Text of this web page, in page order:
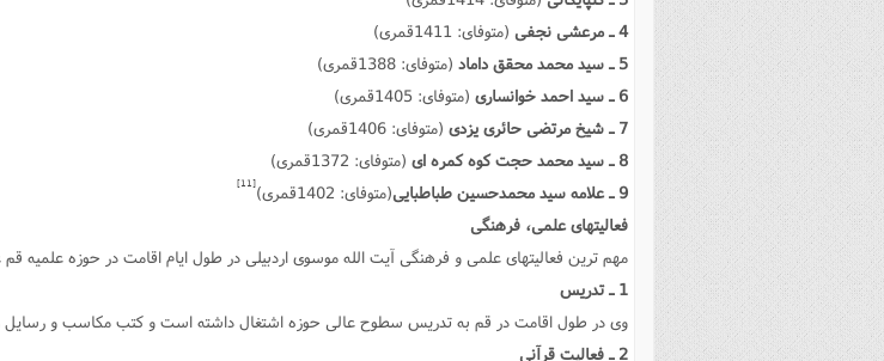
4 ـ مرعشى نجفى
(متوفاى: 1411قمرى)
5 ـ سید محمد محقق داماد
(متوفاى: 1388قمرى)
6 ـ سید احمد خوانسارى
(متوفاى: 1405قمرى)
7 ـ شیخ مرتضى حائرى یزدى
(متوفاى: 1406قمرى)
8 ـ سید محمد حجت کوه کمره اى
(متوفاى: 1372قمرى)
9 ـ علامه سید محمدحسین طباطبایى
(متوفاى: 1402قمرى) [11]
فعالیتهاى علمى، فرهنگى
مهم ترین فعالیتهاى علمى و فرهنگى آیت الله موسوى اردبیلى در طول ایام اقامت در حوزه علمیه
1 ـ تدریس
وى در طول اقامت در قم به تدریس سطوح عالى حوزه اشتغال داشته است و کتب مکاسب و رسایل و
2 ـ فعالیت قرآنى